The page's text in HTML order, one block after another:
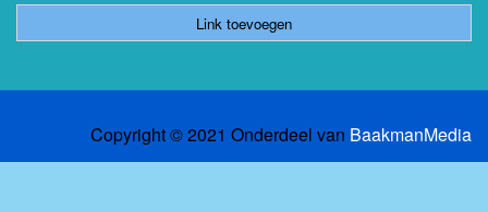
Link toevoegen
Copyright © 2021 Onderdeel van BaakmanMedia